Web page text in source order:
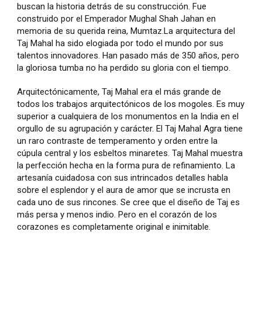
buscan la historia detrás de su construcción. Fue
construido por el Emperador Mughal Shah Jahan en
memoria de su querida reina, Mumtaz.La arquitectura del
Taj Mahal ha sido elogiada por todo el mundo por sus
talentos innovadores. Han pasado más de 350 años, pero
la gloriosa tumba no ha perdido su gloria con el tiempo.
Arquitectónicamente, Taj Mahal era el más grande de
todos los trabajos arquitectónicos de los mogoles. Es muy
superior a cualquiera de los monumentos en la India en el
orgullo de su agrupación y carácter. El Taj Mahal Agra tiene
un raro contraste de temperamento y orden entre la
cúpula central y los esbeltos minaretes. Taj Mahal muestra
la perfección hecha en la forma pura de refinamiento. La
artesanía cuidadosa con sus intrincados detalles habla
sobre el esplendor y el aura de amor que se incrusta en
cada uno de sus rincones. Se cree que el diseño de Taj es
más persa y menos indio. Pero en el corazón de los
corazones es completamente original e inimitable.